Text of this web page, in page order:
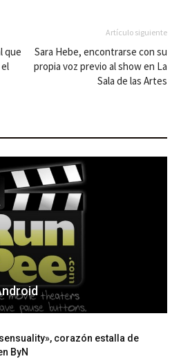
que
Artículo siguiente
Sara Hebe, encontrarse con su
propia voz previo al show en La
Sala de las Artes
corazón estalla de
ByN